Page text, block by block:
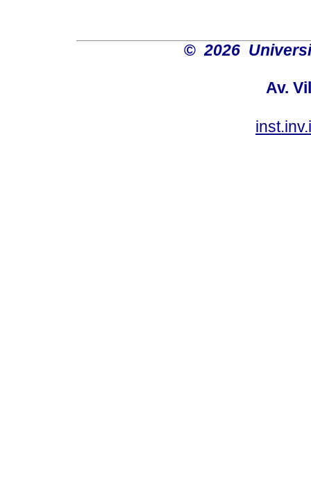
© 2026
Av.